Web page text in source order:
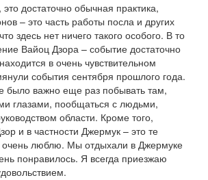
достаточно обычная практика,
– это часть работы посла и других
здесь нет ничего такого особого. В то
Вайоц Дзора – событие достаточно
в очень чувствительном
события сентября прошлого года.
было важно еще раз побывать там,
глазами, пообщаться с людьми,
области. Кроме того,
и в частности Джермук – это те
очень люблю. Мы отдыхали в Джермуке
понравилось. Я всегда приезжаю